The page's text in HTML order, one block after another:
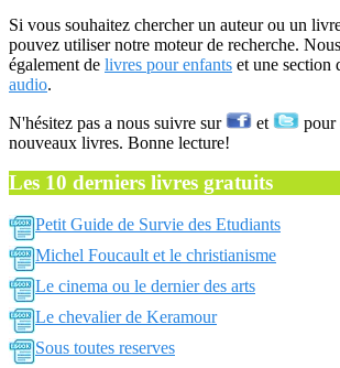
Si vous souhaitez chercher un auteur ou un
pouvez utiliser notre moteur de recherche.
également de livres pour enfants et une section
audio.
N'hésitez pas a nous suivre sur et
pour
nouveaux livres. Bonne lecture!
Les 10 derniers livres gratuits
Petit Guide de Survie des Etudiants
Michel Foucault et le christianisme
Le cinema ou le dernier des arts
Le chevalier de Keramour
Sous toutes reserves